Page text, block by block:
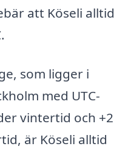
att Köseli alltid
som ligger i
med UTC-
vintertid och +2
är Köseli alltid